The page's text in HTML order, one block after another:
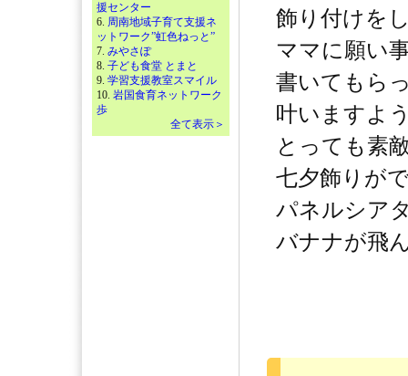
援センター
6. 周南地域子育て支援ネ
ットワーク”虹色ねっと”
7. みやさぽ
8. 子ども食堂 とまと
9. 学習支援教室スマイル
10. 岩国食育ネットワーク
歩
全て表示＞
飾り付けを
ママに願い
書いてもら
叶いますよ
とっても素
七夕飾りが
パネルシア
バナナが飛